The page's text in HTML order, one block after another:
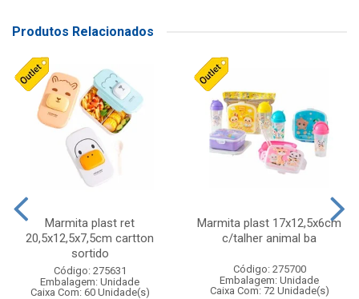
Produtos Relacionados
Marmita plast ret
20,5x12,5x7,5cm cartton
sortido
Código: 275631
Embalagem: Unidade
Caixa Com: 60 Unidade(s)
Marmita plast 17x12,5x6cm
c/talher animal ba
Código: 275700
Embalagem: Unidade
Caixa Com: 72 Unidade(s)